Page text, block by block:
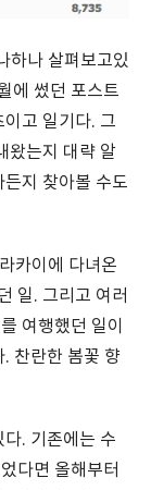
하나 살펴보고있
에 썼던 포스트
고 일기다. 그
왔는지 대략 알
지 찾아볼 수도
카이에 다녀온
일. 그리고 여러
여행했던 일이
찬란한 봄꽃 향
. 기존에는 수
다면 올해부터